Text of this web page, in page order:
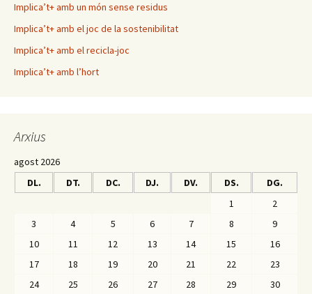
Implica’t+ amb un món sense residus
Implica’t+ amb el joc de la sostenibilitat
Implica’t+ amb el recicla-joc
Implica’t+ amb l’hort
Arxius
agost 2026
DL.
DT. DC. DJ. DV. DS.
DG.
1
2
3
4 5 6 7 8
9
10
11 12 13 14 15
16
17
18 19 20 21 22
23
24
25 26 27 28 29 30